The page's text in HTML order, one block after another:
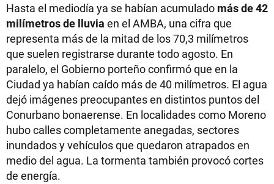
Hasta el mediodía ya se habían acumulado más de 42
milímetros de lluvia en el AMBA, una cifra que
representa más de la mitad de los 70,3 milímetros
que suelen registrarse durante todo agosto. En
paralelo, el Gobierno porteño confirmó que en la
Ciudad ya habían caído más de 40 milímetros. El agua
dejó imágenes preocupantes en distintos puntos del
Conurbano bonaerense. En localidades como Moreno
hubo calles completamente anegadas, sectores
inundados y vehículos que quedaron atrapados en
medio del agua. La tormenta también provocó cortes
de energía.